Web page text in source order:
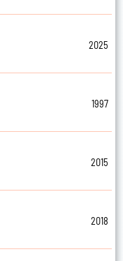
2025
1997
2015
2018